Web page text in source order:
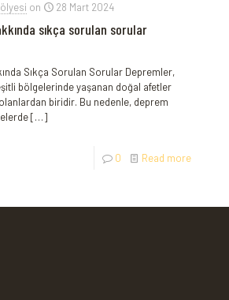
on 28 Mart 2024
sıkça sorulan sorular
Sıkça Sorulan Sorular Depremler,
bölgelerinde yaşanan doğal afetler
olanlardan biridir. Bu nedenle, deprem
[…]
0 Read more